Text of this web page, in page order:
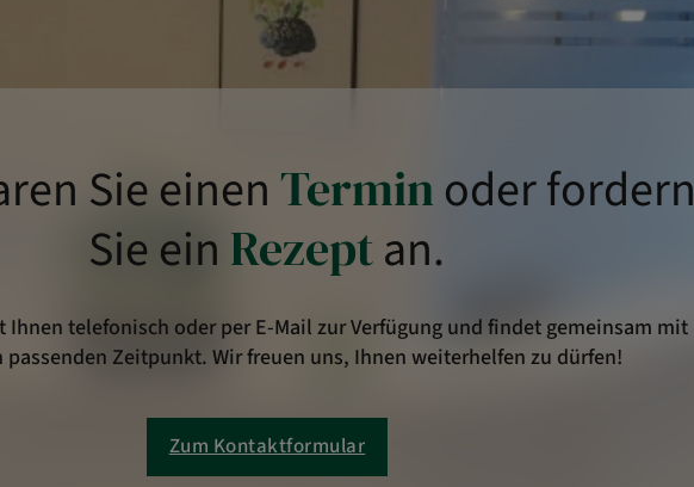
Sie einen Termin oder fordern
Sie ein Rezeptan.
Ihnen telefonisch oder per E-Mail zur Verfügung und findet gemeinsam mit
passenden Zeitpunkt. Wir freuen uns, Ihnen weiterhelfen zu dürfen!
Zum Kontaktformular